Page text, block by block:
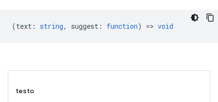
(text : string, suggest : function) => void
testo